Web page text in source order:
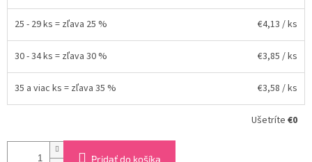
25 - 29 ks = zľava 25 % €4,13 / ks
30 - 34 ks = zľava 30 % €3,85 / ks
35 a viac ks = zľava 35 % €3,58 / ks
Ušetríte €0
Pridať do košíka